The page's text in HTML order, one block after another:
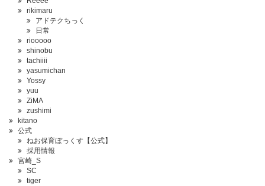
rikimaru
アドテクちっく
日常
riooooo
shinobu
tachiiii
yasumichan
Yossy
yuu
ZiMA
zushimi
kitano
公式
ねお保育ぼっくす【公式】
採用情報
宮崎_S
SC
tiger